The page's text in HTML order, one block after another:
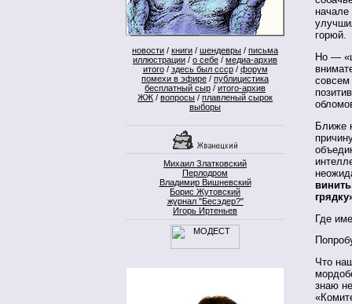
новости / книги / шендевры / письма
иллюстрации / о себе / медиа-архив
итого/ здесь был ссср/ форум
помехи в эфире / публицистика
бесплатный сыр / итого-архив
ЖЖ / вопросы / плавленый сырок
выборы
Михаил Златковский
Перлодром
Владимир Вишневский
Борис Жутовский
журнал "Бесэдер?"
Игорь Иртеньев
горюй.
Но —
совсем
Ближе
Где
Что
знаю